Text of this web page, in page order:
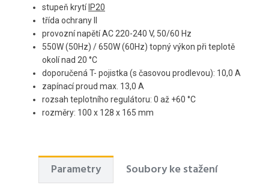
stupeň krytí IP20
třída ochrany II
provozní napětí AC 220-240 V, 50/60 Hz
550W (50Hz) / 650W (60Hz) topný výkon při teplotě
okolí nad 20 °C
doporučená T- pojistka (s časovou prodlevou): 10,0 A
zapínací proud max. 13,0 A
rozsah teplotního regulátoru: 0 až +60 °C
rozměry: 100 x 128 x 165 mm
Parametry
Soubory ke stažení